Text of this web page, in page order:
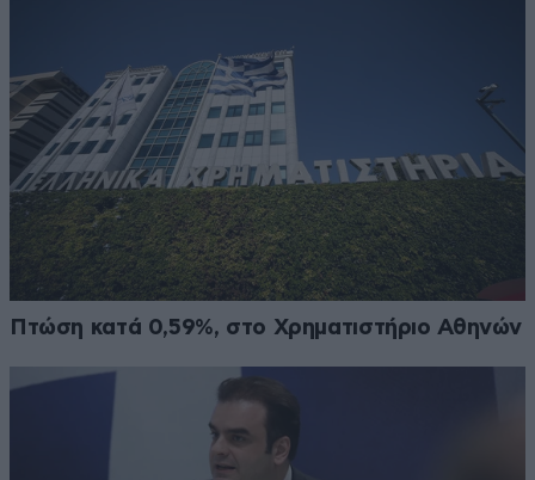
Πτώση κατά 0,59%, στο Χρηματιστήριο Αθηνών